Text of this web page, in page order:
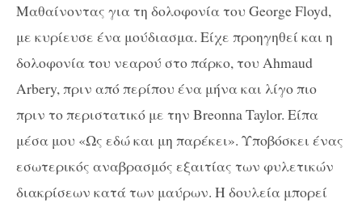
Μαθαίνοντας για τη δολοφονία του George Floyd,
με κυρίευσε ένα μούδιασμα. Είχε προηγηθεί και η
δολοφονία του νεαρού στο πάρκο, του Ahmaud
Arbery, πριν από περίπου ένα μήνα και λίγο πιο
πριν το περιστατικό με την Breonna Taylor. Είπα
μέσα μου «Ως εδώ και μη παρέκει». Υποβόσκει ένας
εσωτερικός αναβρασμός εξαιτίας των φυλετικών
διακρίσεων κατά των μαύρων. Η δουλεία μπορεί